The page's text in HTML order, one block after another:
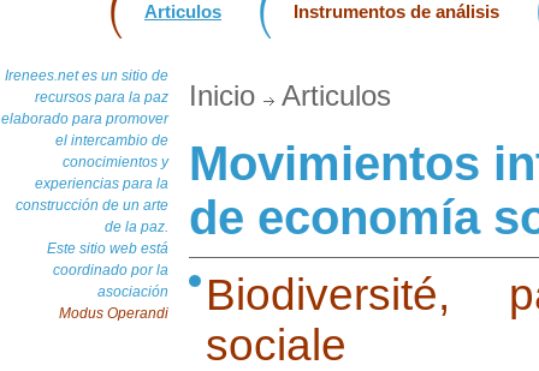
Articulos Instrumentos de análisis
Irenees.net es un sitio de
recursos para la paz
elaborado para promover
el intercambio de
conocimientos y
experiencias para la
construcción de un arte
de la paz.
Este sitio web está
coordinado por la
asociación
Modus Operandi
Inicio Articulos
Movimientos
de economía
Biodiversité,
sociale